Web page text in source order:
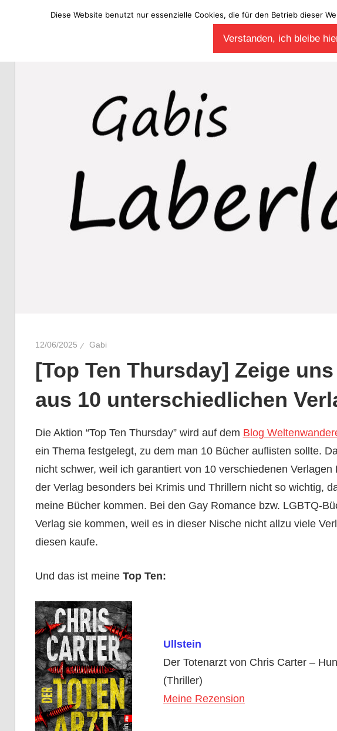
12/06/2025 Gabi
[Top Ten Thursday] Zeige
aus 10 unterschiedlichen
Die Aktion “Top Ten Thursday” wird auf dem Blog
ein Thema festgelegt, zu dem man 10 Bücher auflisten sollte.
nicht schwer, weil ich garantiert von 10 verschiedenen
der Verlag besonders bei Krimis und Thrillern nicht so wichtig,
meine Bücher kommen. Bei den Gay Romance bzw. LGBTQ-
Verlag sie kommen, weil es in dieser Nische nicht allzu viele
diesen kaufe.
Und das ist meine Top Ten:
Ullstein
Der Totenarzt von Chris Carter –
(Thriller)
Meine Rezension
Diese Website benutzt nur essenzielle Cookies, die für den Betrieb dieser
Verstanden, ich bleibe